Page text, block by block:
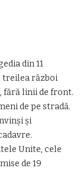
din 11
treilea război
fără linii de front.
de pe stradă.
şi
Unite, cele
de 19